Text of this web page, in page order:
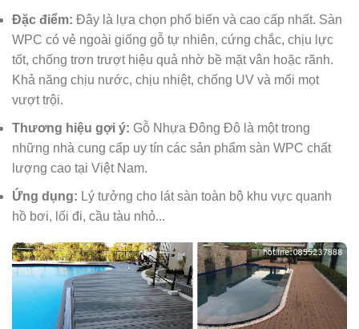
Đặc điểm: Đây là lựa chọn phổ biến và cao cấp nhất. Sàn
WPC có vẻ ngoài giống gỗ tự nhiên, cứng chắc, chịu lực
tốt, chống trơn trượt hiệu quả nhờ bề mặt vân hoặc rãnh.
Khả năng chịu nước, chịu nhiệt, chống UV và mối mọt
vượt trội.
Thương hiệu gợi ý: Gỗ Nhựa Đông Đô là một trong
những nhà cung cấp uy tín các sản phẩm sàn WPC chất
lượng cao tại Việt Nam.
Ứng dụng: Lý tưởng cho lát sàn toàn bộ khu vực quanh
hồ bơi, lối đi, cầu tàu nhỏ...